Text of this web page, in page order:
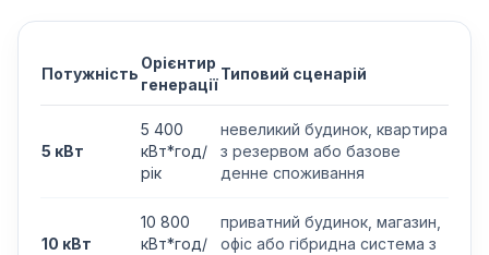
Потужність
Орієнтир
генерації
Типовий сценарій
5 кВт
5 400
кВт*год/
рік
невеликий будинок, квартира
з резервом або базове
денне споживання
10 кВт
10 800
кВт*год/
приватний будинок, магазин,
офіс або гібридна система з